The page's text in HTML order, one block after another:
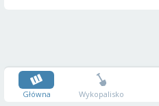
Główna Wykopalisko